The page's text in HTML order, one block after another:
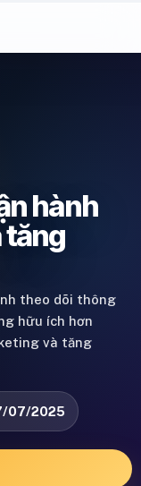
hành
tăng
theo dõi thông
hữu ích hơn
và tăng
07/2025